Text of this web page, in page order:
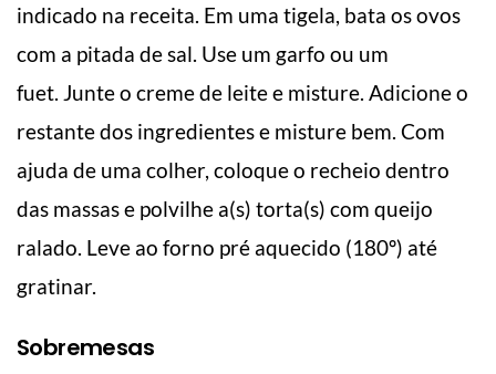
indicado na receita. Em uma tigela, bata os ovos
com a pitada de sal. Use um garfo ou um
fuet. Junte o creme de leite e misture. Adicione o
restante dos ingredientes e misture bem. Com
ajuda de uma colher, coloque o recheio dentro
das massas e polvilhe a(s) torta(s) com queijo
ralado. Leve ao forno pré aquecido (180º) até
gratinar.
Sobremesas